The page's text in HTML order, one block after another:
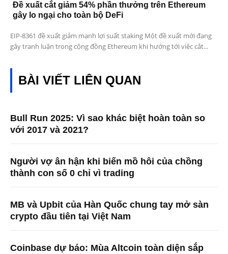
Đề xuất cắt giảm 54% phần thưởng trên Ethereum
gây lo ngại cho toàn bộ DeFi
EIP-8361 đề xuất giảm mạnh lợi suất staking Một đề xuất mới đang
gây tranh luận trong cộng đồng Ethereum khi hướng tới việc cắt...
BÀI VIẾT LIÊN QUAN
Bull Run 2025: Vì sao khác biệt hoàn toàn so
với 2017 và 2021?
Người vợ ân hận khi biến mồ hôi của chồng
thành con số 0 chỉ vì trading
MB và Upbit của Hàn Quốc chung tay mở sàn
crypto đầu tiên tại Việt Nam
Coinbase dự báo: Mùa Altcoin toàn diện sắp